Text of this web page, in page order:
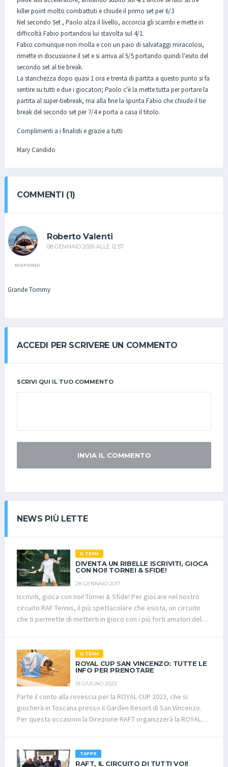
killer point molto combattuti e chiude il primo set per 6/3
Nel secondo Set , Paolo alza il livello, accorcia gli scambi e mette in
difficoltà Fabio portandosi lui stavolta sul 4/1.
Fabio comunque non molla e con un paio di salvataggi miracolosi,
rimette in discussione il set e si arriva al 5/5 portando quindi l'esito del
secondo set al tie break.
La stanchezza dopo quasi 1 ora e trenta di partita a questo punto si fa
sentire su tutti e due i giocatori; Paolo c'è la mette tutta per portare la
partita al super-tiebreak, ma alla fine la spunta Fabio che chiude il tie
break del secondo set per 7/4 e porta a casa il titolo.
Complimenti a i finalisti e grazie a tutti
Mary Candido
COMMENTI (1)
Roberto Valenti
08 GENNAIO 2026 ALLE 12:57
RISPONDI
Grande Tommy
ACCEDI PER SCRIVERE UN COMMENTO
SCRIVI QUI IL TUO COMMENTO
INVIA IL COMMENTO
NEWS PIÙ LETTE
IL TEAM
DIVENTA UN RIBELLE ISCRIVITI, GIOCA
CON NOI! TORNEI & SFIDE!
28 GENNAIO 2017
Iscriviti, gioca con noi! Tornei & Sfide! Per giocare nel nostro
circuito RAF Tennis, il più spettacolare che esista, un circuito
che ti permette di metterti in gioco con i più forti amatori del
anagrafici. Riceverai una mail con link allegato dove devi
conferme l’iscrizione al sito. Dal link si accederà ad una nuova
schermata dove deve essere caricato il certificato medico
(agonistico o non agonistico) e alcuni campi facoltativi come
foto, racchetta preferita e altre simpatiche informazioni che
permetteranno agli utenti di rendere unica la propria
esperienza con RAFT Tennis! Il Fighter diventerà socio
104616719 intestato a Social Tennis Community ASD € 15,00.
Riceverai la tessera comprensiva di assicurazione e la
IL TEAM
ROYAL CUP SAN VINCENZO: TUTTE LE
INFO PER PRENOTARE
13 GIUGNO 2023
Parte il conto alla rovescia per la ROYAL CUP 2023, che si
giocherà in Toscana presso il Garden Resort di San Vincenzo.
Per questa occasioni la Direzione RAFT organizzerà la ROYAL
CUP MISTA ed infine la novità di questa stagione la ROYAL CUP
IRON maschile e femminile. I giocatori già qualificati o per chi
TAPPE
RAFT, IL CIRCUITO DI TUTTI VOI!